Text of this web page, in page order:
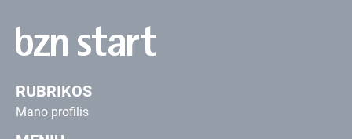
RUBRIKOS
Mano profilis